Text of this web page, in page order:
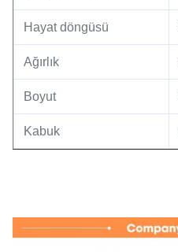
Hayat döngüsü
Ağırlık
Boyut
Kabuk